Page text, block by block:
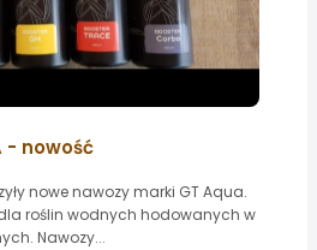
- nowość
nowe nawozy marki GT Aqua.
roślin wodnych hodowanych w
Nawozy...